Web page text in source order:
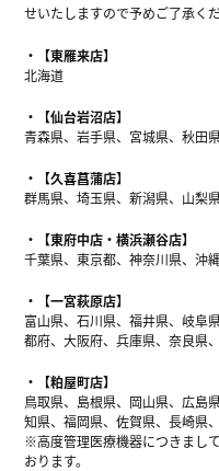
せいたしますので予めご了承くだ
【東雁来店】
北海道
【仙台岩沼店】
青森県、岩手県、宮城県、秋田
【久喜菖蒲店】
群馬県、埼玉県、新潟県、山梨
【東府中店・横浜瀬谷店】
千葉県、東京都、神奈川県、沖
【一宮萩原店】
富山県、石川県、福井県、岐阜
都府、大阪府、兵庫県、奈良県
【粕屋町店】
鳥取県、島根県、岡山県、広島
知県、福岡県、佐賀県、長崎県
※高度管理医療機器につきまし
おります。